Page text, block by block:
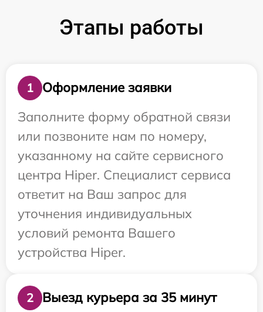
Этапы работы
1
Оформление заявки
Заполните форму обратной связи
или позвоните нам по номеру,
указанному на сайте сервисного
центра Hiper. Специалист сервиса
ответит на Ваш запрос для
уточнения индивидуальных
условий ремонта Вашего
устройства Hiper.
2 Выезд курьера за 35 минут